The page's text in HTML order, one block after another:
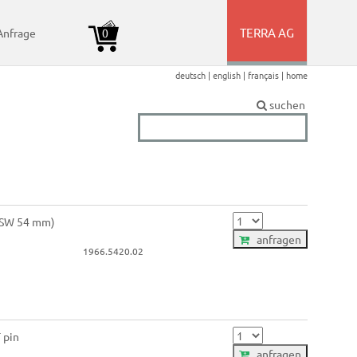
0 TERRA AG
deutsch | english | français | home
suchen
54 mm)
1966.5420.02
anfragen
pin
anfragen